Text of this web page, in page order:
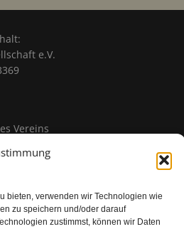
bieten, verwenden wir Technologien wie
zu speichern und/oder darauf
zustimmst, können wir Daten
e.V.
Vereins